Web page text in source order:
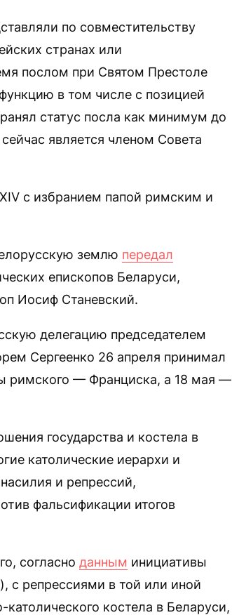
по совместительству
странах или
послом при Святом Престоле
в том числе с позицией
статус посла как минимум до
является членом Совета
с избранием папой римским и
землю передал
епископов Беларуси,
Иосиф Станевский.
делегацию председателем
Сергеенко 26 апреля принимал
римского — Франциска, а 18 мая —
государства и костела в
католические иерархи и
и репрессий,
фальсификации итогов
согласно данным инициативы
с репрессиями в той или иной
костела в Беларуси,